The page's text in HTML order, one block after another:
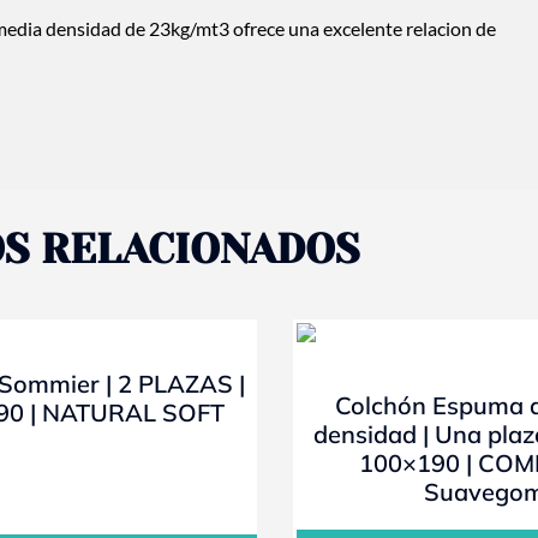
densidad de 23kg/mt3 ofrece una excelente relacion de
RELACIONADOS
| 2 PLAZAS |
| NATURAL SOFT
Colchón Espuma
densidad | Una
100×190 |